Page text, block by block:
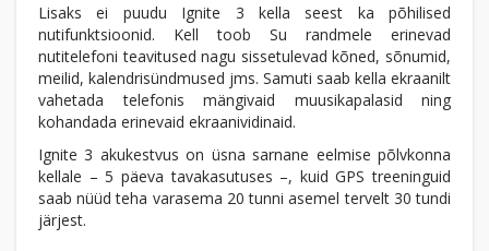
Lisaks ei puudu Ignite 3 kella seest ka põhilised
nutifunktsioonid. Kell toob Su randmele erinevad
nutitelefoni teavitused nagu sissetulevad kõned, sõnumid,
meilid, kalendrisündmused jms. Samuti saab kella ekraanilt
vahetada telefonis mängivaid muusikapalasid ning
kohandada erinevaid ekraanividinaid.
Ignite 3 akukestvus on üsna sarnane eelmise põlvkonna
kellale – 5 päeva tavakasutuses –, kuid GPS treeninguid
saab nüüd teha varasema 20 tunni asemel tervelt 30 tundi
järjest.